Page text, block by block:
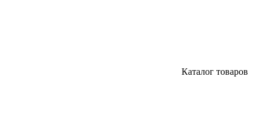
Каталог товаров